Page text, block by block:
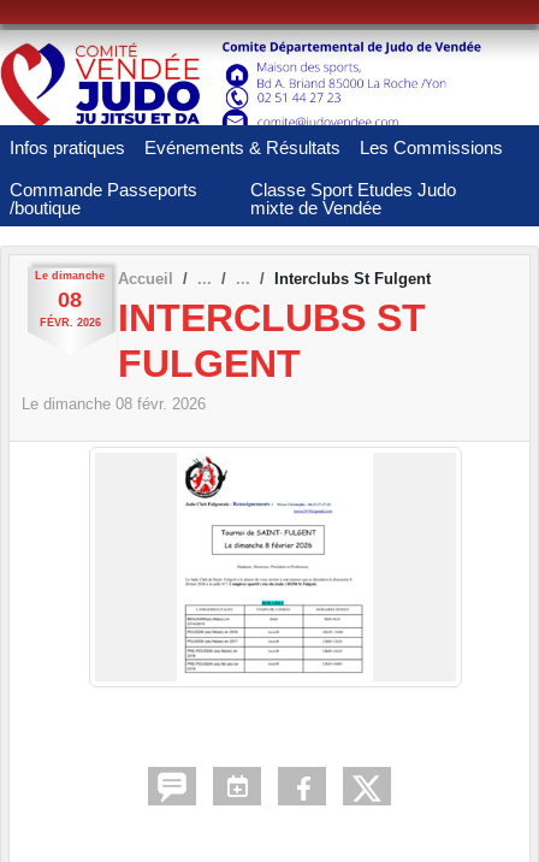
Infos pratiques Evénements & Résultats Les Commissions
Commande Passeports
/boutique
Classe Sport Etudes Judo
mixte de Vendée
Le dimanche
08
FÉVR. 2026
Accueil Interclubs St Fulgent
INTERCLUBS ST
FULGENT
Le dimanche 08 févr. 2026